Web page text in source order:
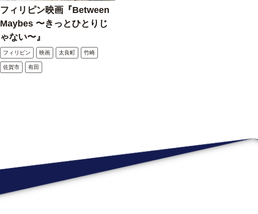
フィリピン映画『Between
Maybes 〜きっとひとりじ
ゃない〜』
フィリピン 映画 太良町 竹崎
佐賀市 有田